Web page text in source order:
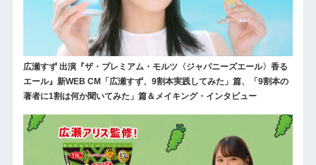
広瀬すず 出演『ザ・プレミアム・モルツ〈ジャパニーズエール〉香る
エール』新WEB CM「広瀬すず、9割本実践してみた」篇、「9割本の
著者に1割は何か聞いてみた」篇＆メイキング・インタビュー